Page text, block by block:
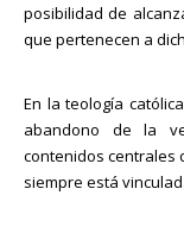
posibilidad de
que pertenecen a
En la teología
abandono de la
contenidos centrales
siempre está